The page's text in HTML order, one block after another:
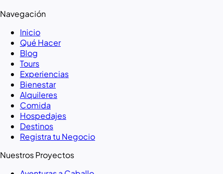
Navegación
Inicio
Qué Hacer
Blog
Tours
Experiencias
Bienestar
Alquileres
Comida
Hospedajes
Destinos
Registra tu Negocio
Nuestros Proyectos